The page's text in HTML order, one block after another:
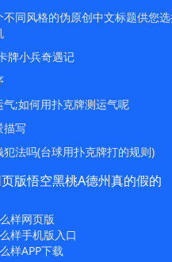
同风格的伪原创中文标题供您
牌小兵奇遇记
;如何用扑克牌测运气呢
描写
法吗(台球用扑克牌打的规则)
版悟空黑桃A德州真的假的
样网页版
样手机版入口
样APP下载